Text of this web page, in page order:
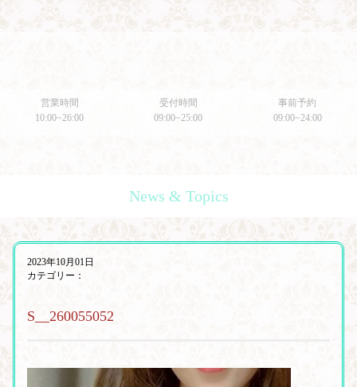
営業時間
10:00~26:00
受付時間
09:00~25:00
事前予約
09:00~24:00
News & Topics
2023年10月01日
カテゴリー：
S__260055052